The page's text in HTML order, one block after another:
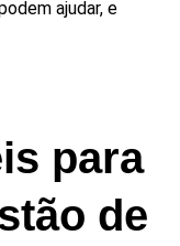
ajudar, e
para
de